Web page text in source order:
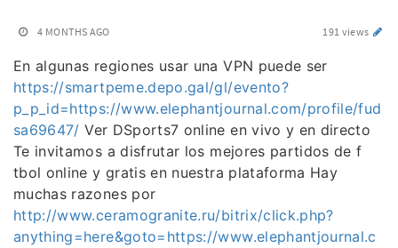
4 MONTHS AGO 191 views
En algunas regiones usar una VPN puede ser
https://smartpeme.depo.gal/gl/evento?
p_p_id=https://www.elephantjournal.com/profile/fud
sa69647/ Ver DSports7 online en vivo y en directo
Te invitamos a disfrutar los mejores partidos de f
tbol online y gratis en nuestra plataforma Hay
muchas razones por
http://www.ceramogranite.ru/bitrix/click.php?
anything=here&goto=https://www.elephantjournal.c